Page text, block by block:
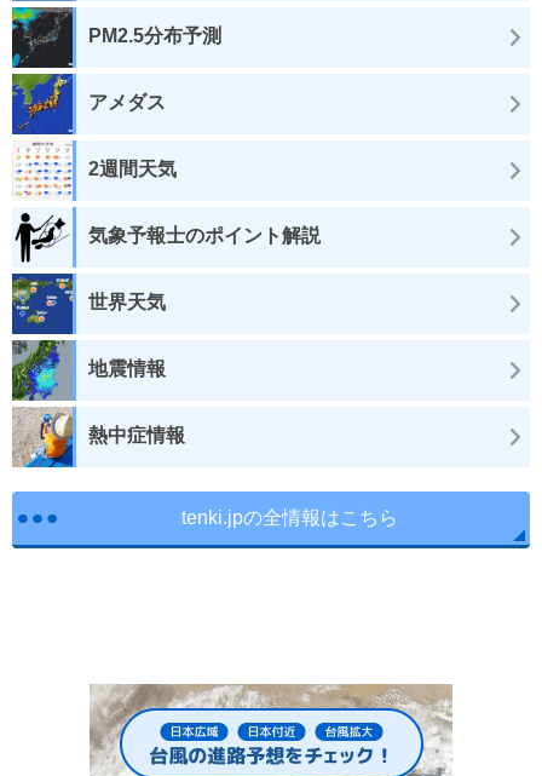
PM2.5分布予測
アメダス
2週間天気
気象予報士のポイント解説
世界天気
地震情報
熱中症情報
tenki.jpの全情報はこちら